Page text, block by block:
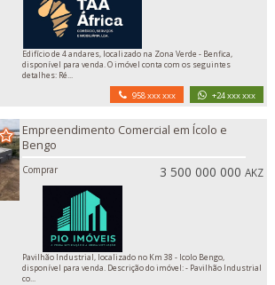
Edifício de 4 andares, localizado na Zona Verde - Benfica,
disponível para venda. O imóvel conta com os seguintes
detalhes: Ré...
958 xxx xxx +24 xxx xxx
Empreendimento Comercial em Ícolo e
Bengo
Comprar 3 500 000 000AKZ
Pavilhão Industrial, localizado no Km 38 - Icolo Bengo,
disponível para venda. Descrição do imóvel: - Pavilhão Industrial
co...